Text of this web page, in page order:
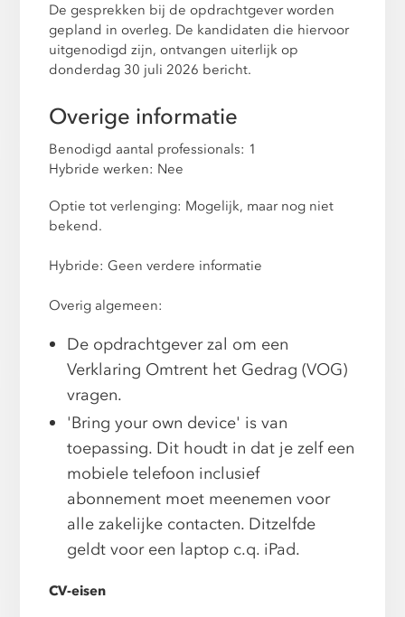
De gesprekken bij de opdrachtgever worden
gepland in overleg. De kandidaten die hiervoor
uitgenodigd zijn, ontvangen uiterlijk op
donderdag 30 juli 2026 bericht.
Overige informatie
Benodigd aantal professionals: 1
Hybride werken: Nee
Optie tot verlenging: Mogelijk, maar nog niet
bekend.
Hybride: Geen verdere informatie
Overig algemeen:
De opdrachtgever zal om een
Verklaring Omtrent het Gedrag (VOG)
vragen.
'Bring your own device' is van
toepassing. Dit houdt in dat je zelf een
mobiele telefoon inclusief
abonnement moet meenemen voor
alle zakelijke contacten. Ditzelfde
geldt voor een laptop c.q. iPad.
CV-eisen